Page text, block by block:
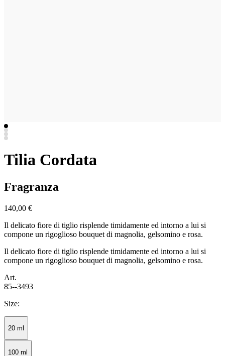
Tilia Cordata
Fragranza
140,00 €
Il delicato fiore di tiglio risplende timidamente ed intorno a lui si
compone un rigoglioso bouquet di magnolia, gelsomino e rosa.
Il delicato fiore di tiglio risplende timidamente ed intorno a lui si
compone un rigoglioso bouquet di magnolia, gelsomino e rosa.
Art.
85--3493
Size:
20 ml
100 ml